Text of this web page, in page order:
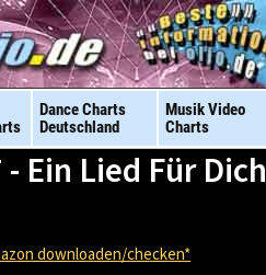
Dance Charts
Deutschland
Musik Video
Charts
Ein Lied Für Dich
downloaden/checken*